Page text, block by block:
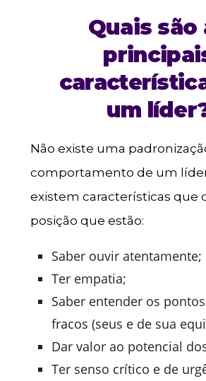
Quais são
um
Não existe uma
comportamento de um
existem características que
posição que estão:
Saber ouvir atentamente;
Ter empatia;
Saber entender os
fracos (seus e de sua
Dar valor ao potencial
Ter senso crítico e de